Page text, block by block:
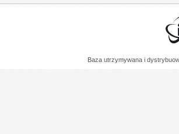
Baza utrzymywana i